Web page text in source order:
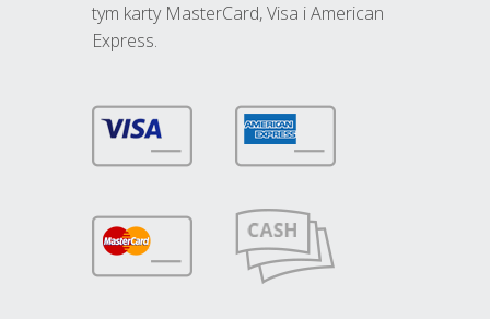
tym karty MasterCard, Visa i American
Express.